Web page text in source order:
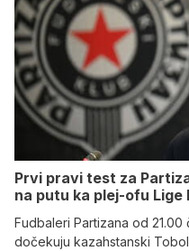
Prvi pravi test za
na putu ka plej-ofu
Fudbaleri Partizana od
dočekuju kazahstanski